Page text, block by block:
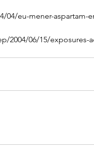
04/eu-mener-aspartam-
2004/06/15/exposures-